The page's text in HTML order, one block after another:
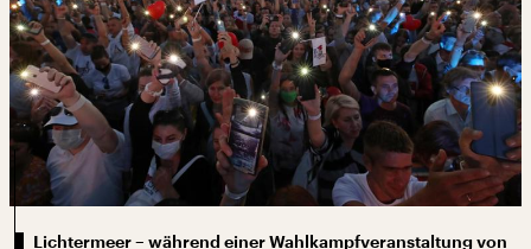
Lichtermeer – während einer Wahlkampfveranstaltung von